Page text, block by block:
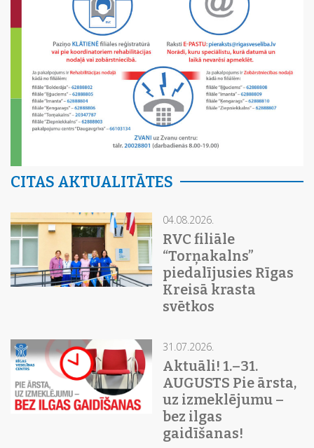
CITAS AKTUALITĀTES
04.08.2026.
RVC filiāle
“Torņakalns”
piedalījusies Rīgas
Kreisā krasta
svētkos
31.07.2026.
Aktuāli! 1.–31.
AUGUSTS Pie ārsta,
uz izmeklējumu –
bez ilgas
gaidīšanas!